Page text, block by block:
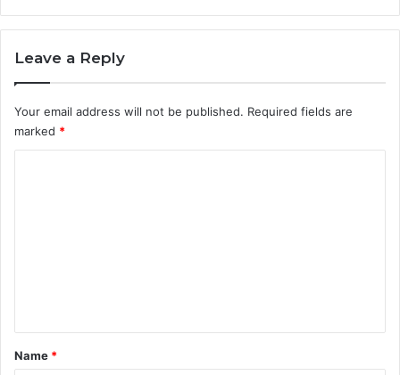
Leave a Reply
Your email address will not be published. Required fields are
marked *
*
Name *